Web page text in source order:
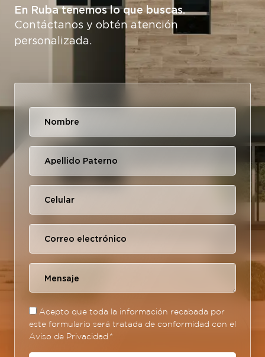
En Ruba tenemos lo que buscas.
Contáctanos y obtén atención
personalizada.
Acepto que toda la información recabada por
este formulario será tratada de conformidad con el
Aviso de Privacidad *